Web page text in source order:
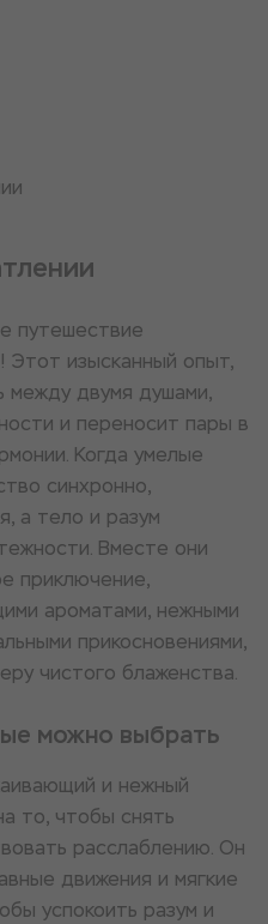
путешествие
Этот изысканный опыт,
между двумя душами,
и переносит пары в
Когда умелые
синхронно,
а тело и разум
Вместе они
приключение,
ароматами, нежными
прикосновениями,
чистого блаженства.
можно выбрать
и нежный
то, чтобы снять
расслаблению. Он
движения и мягкие
успокоить разум и